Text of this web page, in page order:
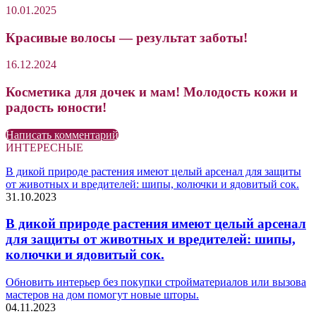
10.01.2025
Красивые волосы — результат заботы!
16.12.2024
Косметика для дочек и мам! Молодость кожи и
радость юности!
Написать комментарий
ИНТЕРЕСНЫЕ
В дикой природе растения имеют целый арсенал для защиты
от животных и вредителей: шипы, колючки и ядовитый сок.
31.10.2023
В дикой природе растения имеют целый арсенал
для защиты от животных и вредителей: шипы,
колючки и ядовитый сок.
Обновить интерьер без покупки стройматериалов или вызова
мастеров на дом помогут новые шторы.
04.11.2023